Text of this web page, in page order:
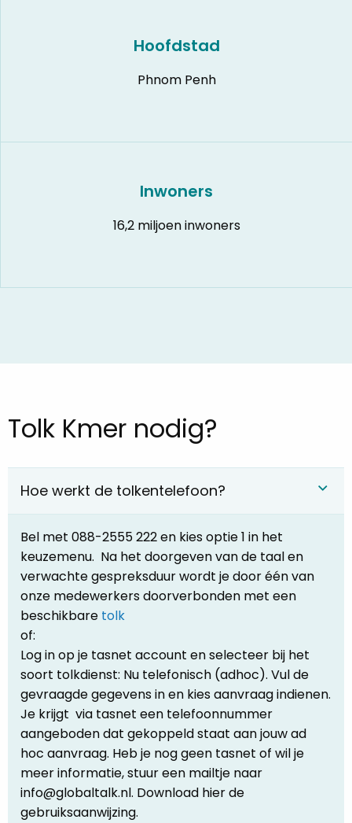
Hoofdstad
Phnom Penh
Inwoners
16,2 miljoen inwoners
Tolk Kmer nodig?
Hoe werkt de tolkentelefoon?
Bel met 088-2555 222 en kies optie 1 in het
keuzemenu. Na het doorgeven van de taal en
verwachte gespreksduur wordt je door één van
onze medewerkers doorverbonden met een
beschikbare tolk
of:
Log in op je tasnet account en selecteer bij het
soort tolkdienst: Nu telefonisch (adhoc). Vul de
gevraagde gegevens in en kies aanvraag indienen.
Je krijgt via tasnet een telefoonnummer
aangeboden dat gekoppeld staat aan jouw ad
hoc aanvraag. Heb je nog geen tasnet of wil je
meer informatie, stuur een mailtje naar
info@globaltalk.nl. Download hier de
gebruiksaanwijzing.